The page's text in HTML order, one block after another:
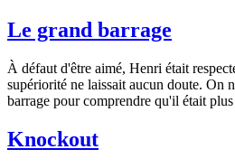
Le grand barrage
À défaut d'être aimé, Henri était
supériorité ne laissait aucun doute. On
barrage pour comprendre qu'il était
Knockout